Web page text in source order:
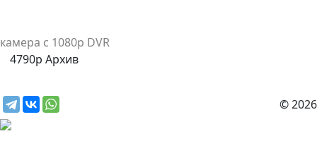
камера с 1080p DVR
4790р Архив
© 2026